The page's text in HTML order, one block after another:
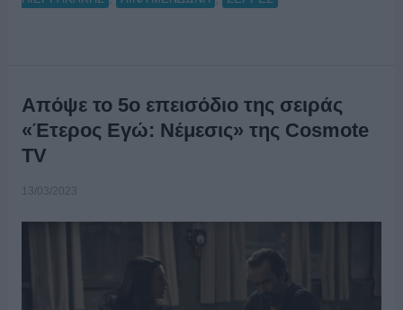
Απόψε το 5ο επεισόδιο της σειράς
«Έτερος Εγώ: Νέμεσις» της Cosmote
TV
13/03/2023